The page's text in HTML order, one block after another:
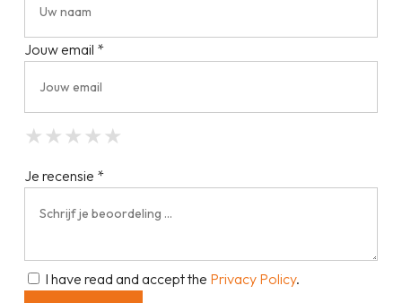
Jouw email *
★
★ ★
★ ★ ★
★ ★ ★ ★
★ ★ ★ ★ ★
Je recensie *
I have read and accept the Privacy Policy.